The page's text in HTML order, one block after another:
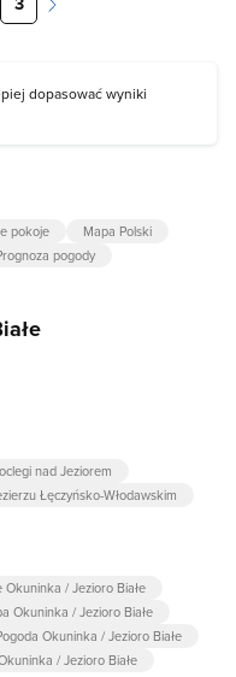
dopasować wyniki
pokoje
Mapa Polski
pogody
nad Jeziorem
Łęczyńsko-Włodawskim
Okuninka / Jezioro Białe
Okuninka / Jezioro Białe
Okuninka / Jezioro Białe
/ Jezioro Białe